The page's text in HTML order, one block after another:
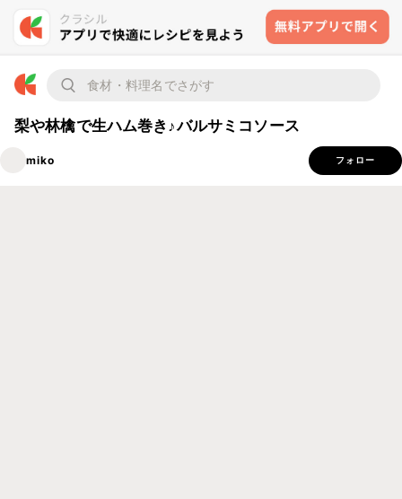
梨や林檎で生ハム巻き♪バルサミコソース
miko フォロー